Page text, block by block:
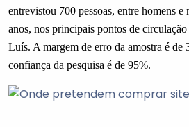
entrevistou 700 pessoas, entre homens
anos, nos principais pontos de
Luís. A margem de erro da amostra é de
confiança da pesquisa é de 95%.